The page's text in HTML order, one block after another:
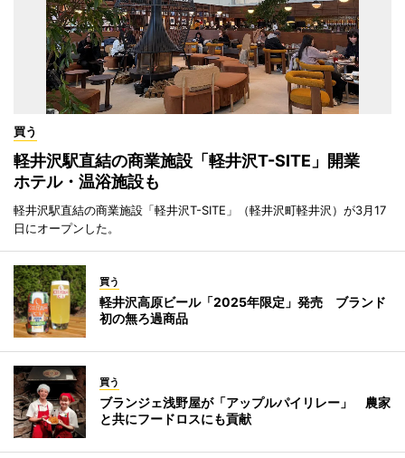
買う
軽井沢駅直結の商業施設「軽井沢T-SITE」開業
ホテル・温浴施設も
軽井沢駅直結の商業施設「軽井沢T-SITE」（軽井沢町軽井沢）が3月17
日にオープンした。
買う
軽井沢高原ビール「2025年限定」発売 ブランド
初の無ろ過商品
買う
ブランジェ浅野屋が「アップルパイリレー」 農家
と共にフードロスにも貢献